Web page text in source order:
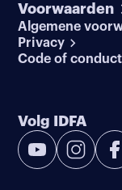
Voorwaarden
Algemene
Privacy
Code of conduct
Volg IDFA